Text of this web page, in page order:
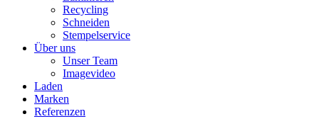
Recycling
Schneiden
Stempelservice
Über uns
Unser Team
Imagevideo
Laden
Marken
Referenzen